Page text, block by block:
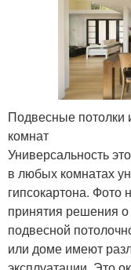
Подвесные потолки
комнат
Универсальность
в любых комнатах
гипсокартона. Фото
принятия решения
подвесной
или доме имеют